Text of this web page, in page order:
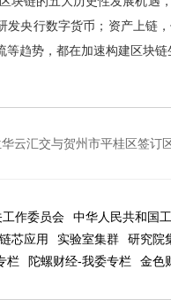
发央行数字货币；资产上链
等趋势，都在加速构建区块
云汇交与贺州市平桂区签订
作委员会 中华人民共和国
芯应用 实验室集群 研究院
栏
陀螺财经-我委专栏 金色